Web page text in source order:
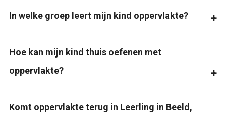
In welke groep leert mijn kind oppervlakte?
Hoe kan mijn kind thuis oefenen met
oppervlakte?
Komt oppervlakte terug in Leerling in Beeld,